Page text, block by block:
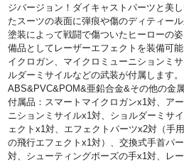
ジバージョン！ダイキャストパーツと美
たスーツの表面に弾痕や傷のディティー
塗装によって戦闘で傷ついたヒーローの
備品としてレーザーエフェクトを装備可
イクロガン、マイクロミューニションミ
ルダーミサイルなどの武装が付属します。
ABS&PVC&POM&亜鉛合金&その他の金
付属品：スマートマイクロガンx1対、ア
ニションミサイルx1対、ショルダーミサ
ェクトx1対、エフェクトパーツx2対（手
の飛行エフェクトx1対）、交換式手首パ
対、シューティングポーズの手x1対、レ